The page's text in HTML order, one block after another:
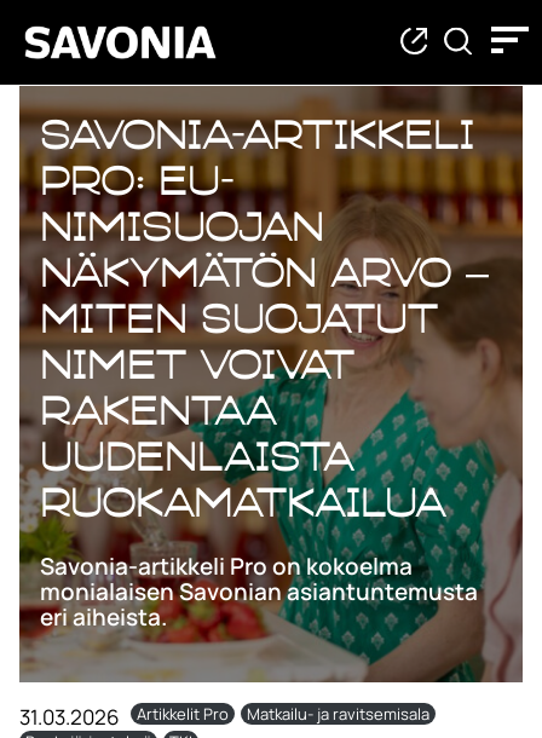
Savonia-artikkeli
Pro: EU-
nimisuojan
näkymätön arvo –
miten suojatut
nimet voivat
rakentaa
uudenlaista
ruokamatkailua
Savonia-artikkeli Pro on kokoelma
monialaisen Savonian asiantuntemusta
eri aiheista.
31.03.2026 Artikkelit Pro
Matkailu- ja ravitsemisala